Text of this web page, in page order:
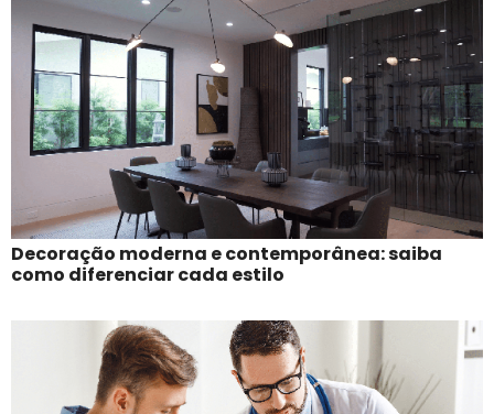
Decoração moderna e contemporânea: saiba
como diferenciar cada estilo